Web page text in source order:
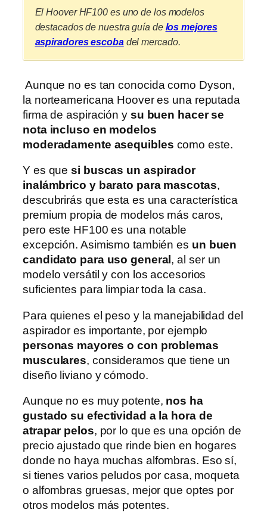
El Hoover HF100 es uno de los modelos
destacados de nuestra guía de los mejores
aspiradores escobadel mercado.
Aunque no es tan conocida como Dyson,
la norteamericana Hoover es una reputada
firma de aspiración ysu buen hacer se
nota incluso en modelos
moderadamente asequibles como este.
Y es que si buscas un aspirador
inalámbrico y barato para mascotas,
descubrirás que esta es una característica
premium propia de modelos más caros,
pero este HF100 es una notable
excepción. Asimismo también es un buen
candidato para uso general , al ser un
modelo versátil y con los accesorios
suficientes para limpiar toda la casa.
Para quienes el peso y la manejabilidad del
aspirador es importante, por ejemplo
personas mayores o con problemas
musculares, consideramos que tiene un
diseño liviano y cómodo.
Aunque no es muy potente, nos ha
gustado su efectividad a la hora de
atrapar pelos, por lo que es una opción de
precio ajustado que rinde bien en hogares
donde no haya muchas alfombras. Eso sí,
si tienes varios peludos por casa, moqueta
o alfombras gruesas, mejor que optes por
otros modelos más potentes.